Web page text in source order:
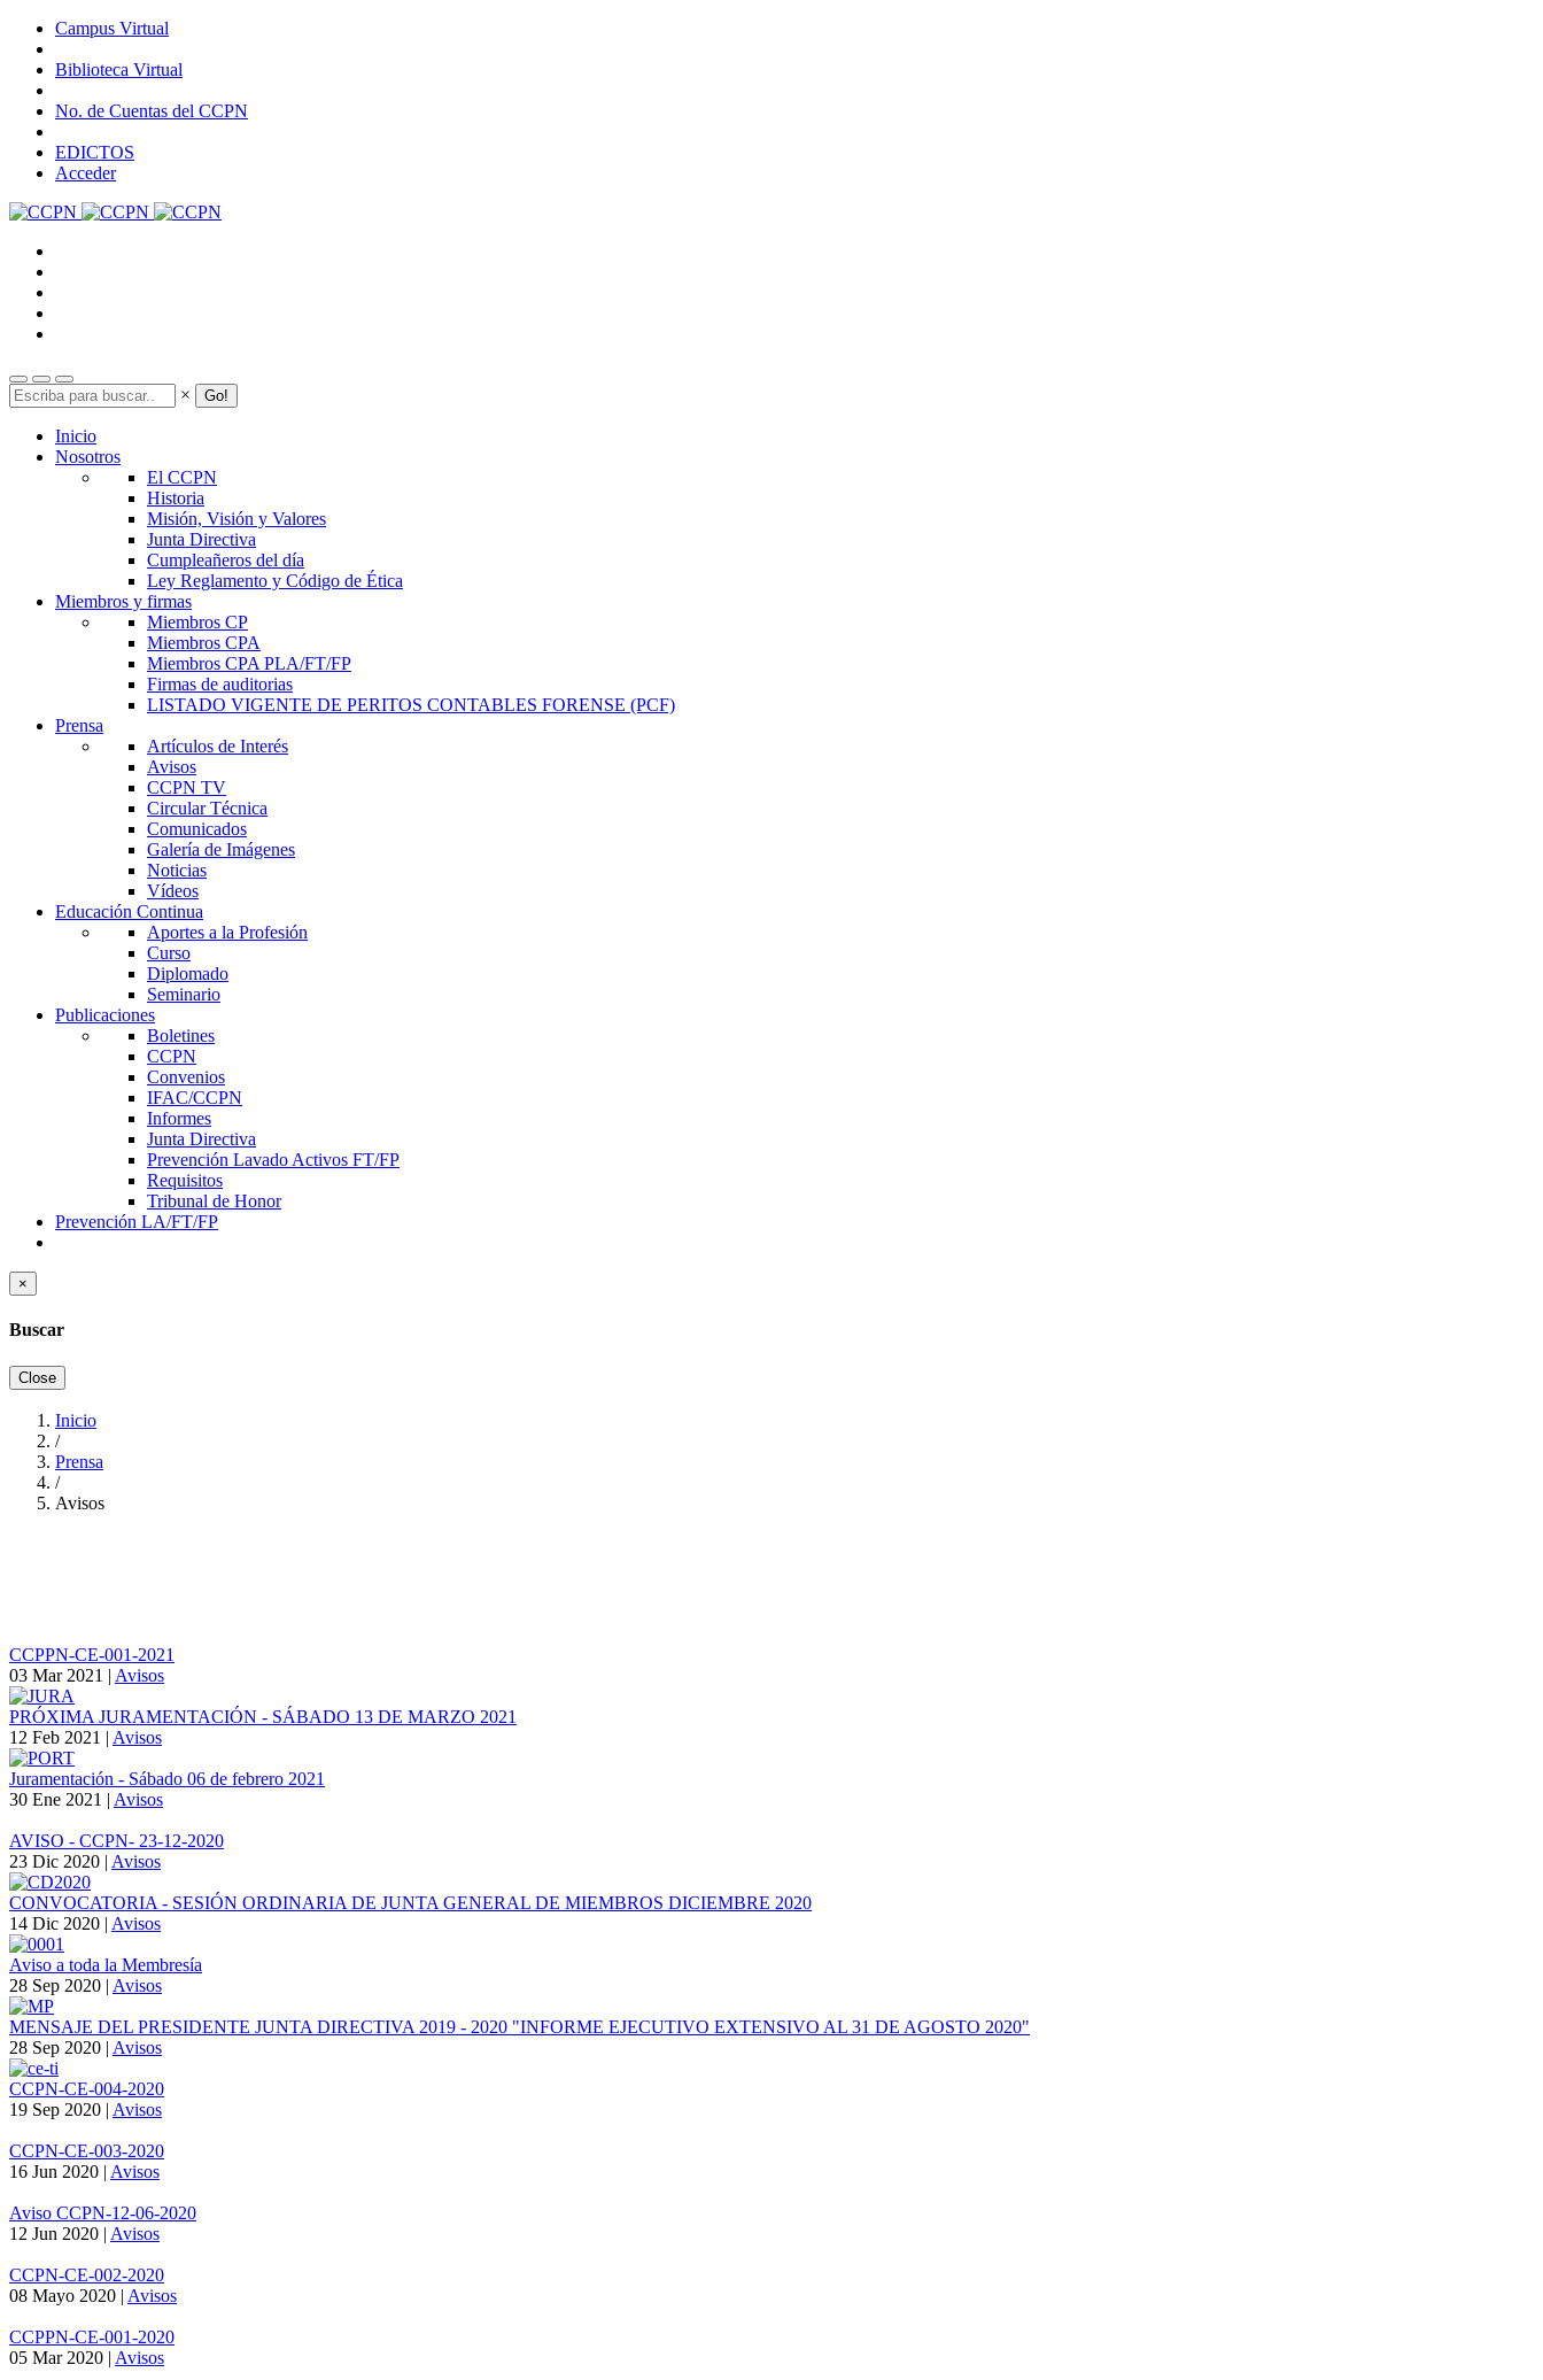
Pasar
contenido
principal
Campus Virtual
Biblioteca Virtual
No. de Cuentas del CCPN
EDICTOS
Acceder
Search ×
Inicio
Nosotros
El CCPN
Historia
Misión, Visión y Valores
Junta Directiva
Cumpleañeros del día
Ley Reglamento y Código de Ética
Miembros y firmas
Miembros CP
Miembros CPA
Miembros CPA PLA/FT/FP
Firmas de auditorias
LISTADO VIGENTE DE PERITOS CONTABLES FORENSE (PCF)
Prensa
Artículos de Interés
Avisos
CCPN TV
Circular Técnica
Comunicados
Galería de Imágenes
Noticias
Vídeos
Educación Continua
Aportes a la Profesión
Curso
Diplomado
Seminario
Publicaciones
Boletines
CCPN
Convenios
IFAC/CCPN
Informes
Junta Directiva
Prevención Lavado Activos FT/FP
Requisitos
Tribunal de Honor
Prevención LA/FT/FP
×
Buscar
Close
Sobrescribir
enlaces
Inicio
/
Prensa
/
Avisos
CCPPN-CE-001-2021
03 Mar 2021 | Avisos
PRÓXIMA JURAMENTACIÓN - SÁBADO 13 DE MARZO 2021
12 Feb 2021 | Avisos
Juramentación - Sábado 06 de febrero 2021
30 Ene 2021 | Avisos
AVISO - CCPN- 23-12-2020
23 Dic 2020 | Avisos
CONVOCATORIA - SESIÓN ORDINARIA DE JUNTA GENERAL DE MIEMBROS DICIEMBRE 2020
14 Dic 2020 | Avisos
Aviso a toda la Membresía
28 Sep 2020 | Avisos
MENSAJE DEL PRESIDENTE JUNTA DIRECTIVA 2019 - 2020 "INFORME EJECUTIVO EXTENSIVO AL 31 DE AGOSTO 2020"
28 Sep 2020 | Avisos
CCPN-CE-004-2020
19 Sep 2020 | Avisos
CCPN-CE-003-2020
16 Jun 2020 | Avisos
Aviso CCPN-12-06-2020
12 Jun 2020 | Avisos
CCPN-CE-002-2020
08 Mayo 2020 | Avisos
CCPPN-CE-001-2020
05 Mar 2020 | Avisos